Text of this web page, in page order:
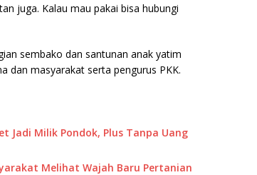
juga. Kalau mau pakai bisa hubungi
sembako dan santunan anak yatim
dan masyarakat serta pengurus PKK.
Jadi Milik Pondok, Plus Tanpa Uang
Melihat Wajah Baru Pertanian